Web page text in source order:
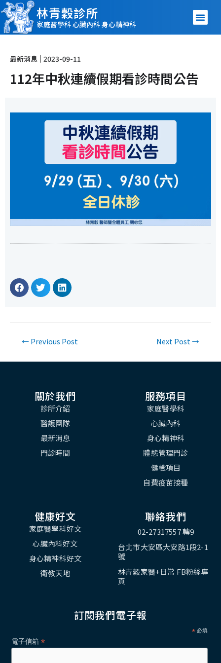
林青穀診所
家庭醫學科 心臟內科 身心精神科
最新消息 2023-09-11
112年中秋連續假期看診時間公告
← Previous Post Next Post→
關於我們
診所介紹
醫護團隊
最新消息
門診時間
服務項目
家庭醫學科
心臟內科
身心精神科
體態管理門診
健檢項目
自費疫苗接種
健康好文
家庭醫學科好文
心臟內科好文
身心精神科好文
衛教天地
聯絡我們
02-27317557 轉9
台北市大安區大安路1段2-1
號
林青穀家醫+日常 FB粉絲專
頁
訂閱我們電子報
* 必填
電子信箱 *